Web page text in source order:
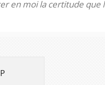
en moi la certitude que